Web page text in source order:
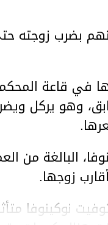
بضرب زوجته
قاعة
وهو يركل
زوجها.
نوكينوفا